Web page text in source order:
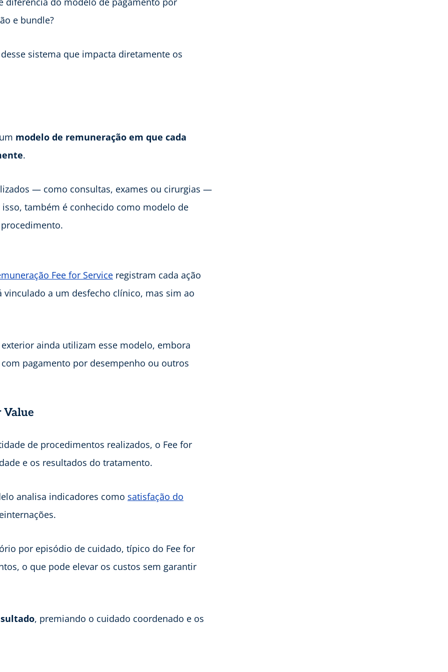
e bundle?
sistema que impacta diretamente os
modelo de remuneração em que cada
.
— como consultas, exames ou cirurgias —
também é conhecido como modelo de
Fee for Service registram cada ação
a um desfecho clínico, mas sim ao
ainda utilizam esse modelo, embora
pagamento por desempenho ou outros
Value
de procedimentos realizados, o Fee for
e os resultados do tratamento.
analisa indicadores como satisfação do
por episódio de cuidado, típico do Fee for
o que pode elevar os custos sem garantir
, premiando o cuidado coordenado e os